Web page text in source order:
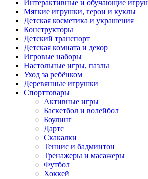
Интерактивные и обучающие
Мягкие игрушки, герои и куклы
Детская косметика и украшения
Конструкторы
Детский транспорт
Детская комната и декор
Игровые наборы
Настольные игры, пазлы
Уход за ребёнком
Деревянные игрушки
Спорттовары
Активные игры
Баскетбол и волейбол
Боулинг
Дартс
Скакалки
Теннис и бадминтон
Тренажеры и масажеры
Футбол
Хоккей